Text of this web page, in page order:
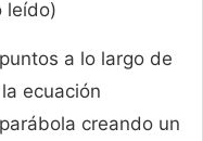
leído)
a lo largo de
ecuación
creando un